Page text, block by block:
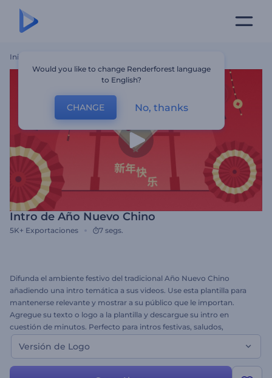
Inicio
Intro de Año Nuevo Chino
5K+ Exportaciones 7 segs.
Difunda el ambiente festivo del tradicional Año Nuevo Chino
añadiendo una intro temática a sus videos. Use esta plantilla para
mantenerse relevante y mostrar a su público que le importan.
Agregue su texto o logo a la plantilla y descargue su intro en
cuestión de minutos. Perfecto para intros festivas, saludos,
aperturas de videos y presentaciones de YouTube, y más. ¡Obtenga
su intro hoy mismo!
Versión de Logo
Would you like to change Renderforest language
to English?
CHANGE No, thanks